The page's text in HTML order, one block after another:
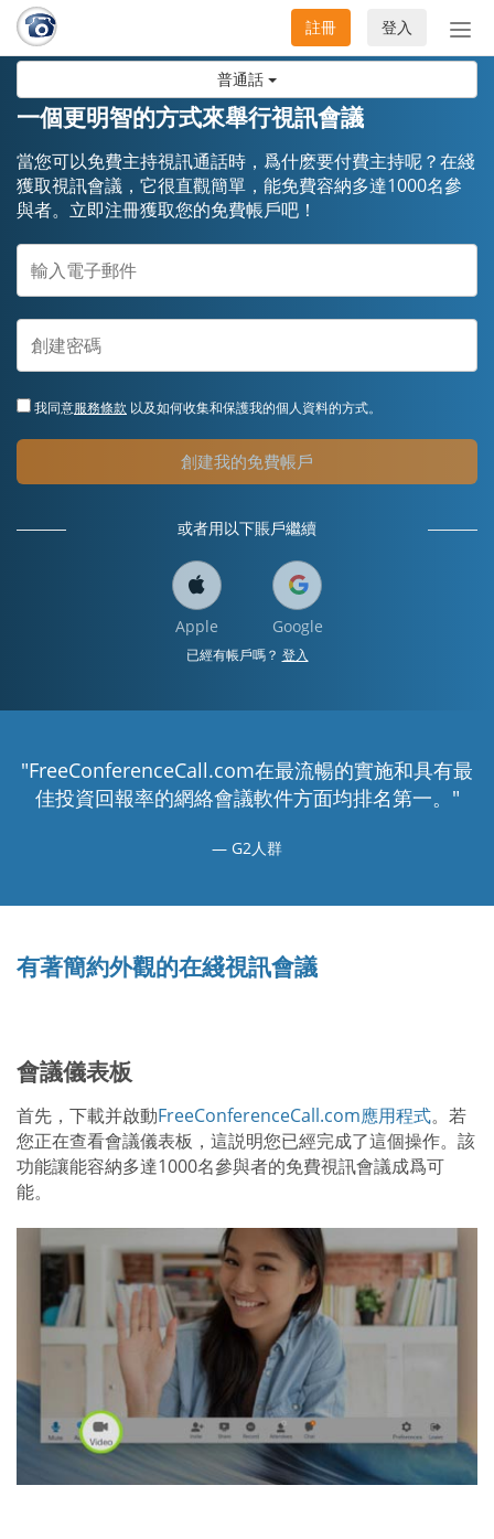
普通話
切
換
登入
註冊
一個更明智的方式來舉行視訊會議
當您可以免費主持視訊通話時，爲什麽要付費主持呢？在綫
獲取視訊會議，它很直觀簡單，能免費容納多達1000名參
與者。立即注冊獲取您的免費帳戶吧！
我同意服務條款 以及如何收集和保護我的個人資料的方式。
創建我的免費帳戶
或者用以下賬戶繼續
Apple Google
已經有帳戶嗎？ 登入
"FreeConferenceCall.com在最流暢的實施和具有最
佳投資回報率的網絡會議軟件方面均排名第一。"
G2人群
有著簡約外觀的在綫視訊會議
會議儀表板
首先，下載并啟動FreeConferenceCall.com應用程式。若
您正在查看會議儀表板，這説明您已經完成了這個操作。該
功能讓能容納多達1000名參與者的免費視訊會議成爲可
能。